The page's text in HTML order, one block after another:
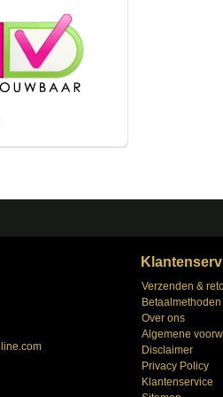
Verzenden &
Betaalmethoden
Over ons
Algemene
Disclaimer
Privacy Policy
Klantenservice